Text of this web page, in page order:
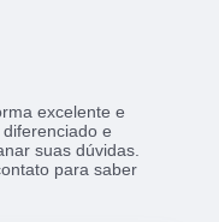
excelente e
e
suas dúvidas.
para saber